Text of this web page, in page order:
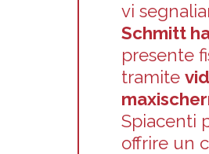
vi
Schmitt
presente
tramite
Spiacenti
offrire un